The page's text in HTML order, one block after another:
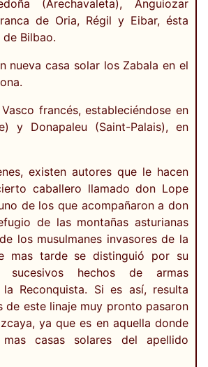
(Arechavaleta), Anguiozar
de Oria, Régil y Eibar, ésta
Bilbao.
nueva casa solar los Zabala en el
francés, estableciéndose en
y Donapaleu (Saint-Palais), en
existen autores que le hacen
caballero llamado don Lope
de los que acompañaron a don
de las montañas asturianas
los musulmanes invasores de la
mas tarde se distinguió por su
hechos de armas
Reconquista. Si es así, resulta
de este linaje muy pronto pasaron
ya que es en aquella donde
mas casas solares del apellido